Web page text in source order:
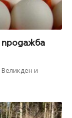
продажба
и